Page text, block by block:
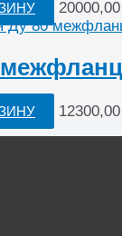
20000,00
12300,00